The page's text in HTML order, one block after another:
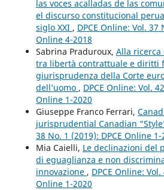
las voces acalladas de las
el discurso constitucional
siglo XXI , DPCE Online: Vol. 37
Online 4-2018
Sabrina Praduroux, Alla
tra libertà contrattuale e diritti
giurisprudenza della Corte
dell’uomo , DPCE Online: Vol.
Online 1-2020
Giuseppe Franco Ferrari,
jurisprudential Canadian
38 No. 1 (2019): DPCE Online 1-
Mia Caielli, Le declinazioni del
di eguaglianza e non
innovazione , DPCE Online:
Online 1-2020